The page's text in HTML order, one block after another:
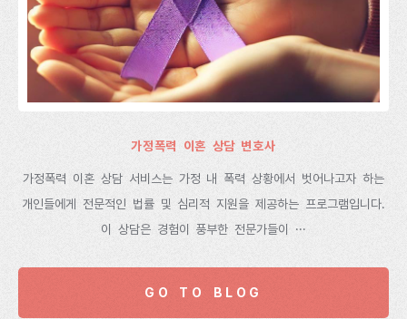
가정폭력 이혼 상담 변호사
가정폭력 이혼 상담 서비스는 가정 내 폭력 상황에서 벗어나고자 하는
개인들에게 전문적인 법률 및 심리적 지원을 제공하는 프로그램입니다.
이 상담은 경험이 풍부한 전문가들이 ···
GO TO BLOG